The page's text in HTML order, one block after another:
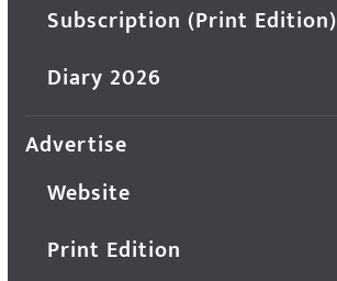
Subscription (Print Edition)
Diary 2026
Advertise
Website
Print Edition